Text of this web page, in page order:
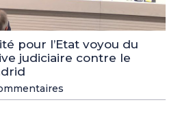
pour l’Etat voyou du
judiciaire contre le